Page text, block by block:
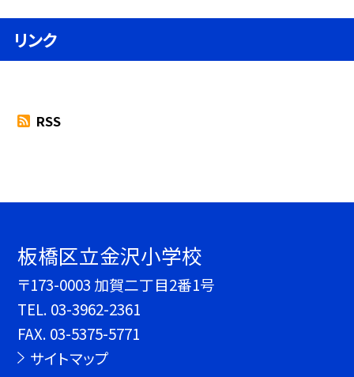
リンク
RSS
板橋区立金沢小学校
〒173-0003 加賀二丁目2番1号
TEL. 03-3962-2361
FAX. 03-5375-5771
サイトマップ